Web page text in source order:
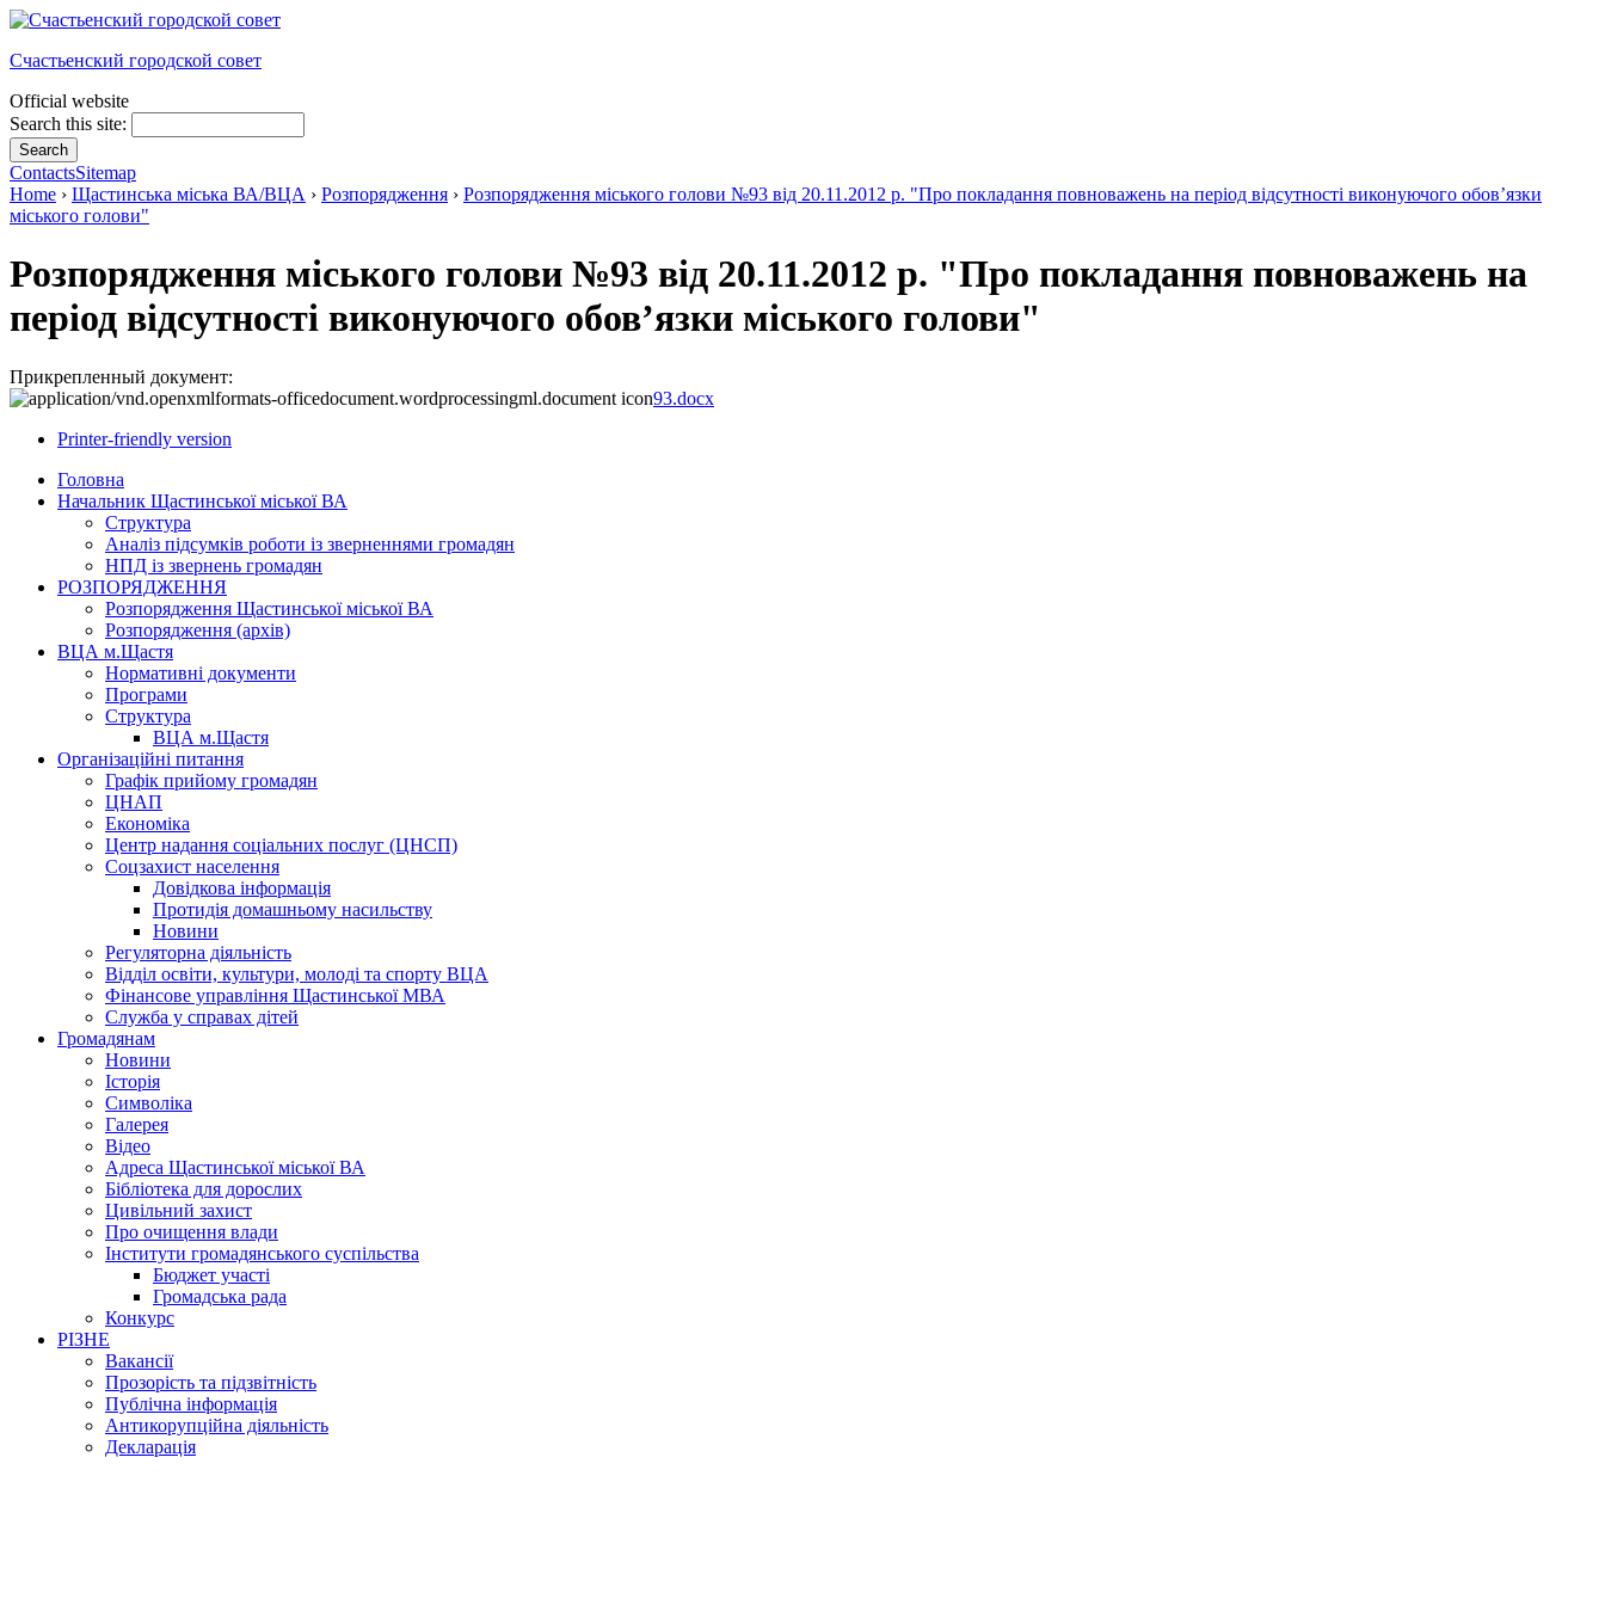
Счастьенский городской совет
Official website
Search this site:
ContactsSitemap
Home › Щастинська міська ВА/ВЦА › Розпорядження › Розпорядження міського голови №93 від 20.11.2012 р. "Про покладання повноважень на період відсутності виконуючого обов’язки
міського голови"
Розпорядження міського голови №93 від 20.11.2012 р. "Про покладання повноважень на
період відсутності виконуючого обов’язки міського голови"
Прикрепленный документ:
93.docx
Printer-friendly version
Головна
Начальник Щастинської міської ВА
Структура
Аналіз підсумків роботи із зверненнями громадян
НПД із звернень громадян
РОЗПОРЯДЖЕННЯ
Розпорядження Щастинської міської ВА
Розпорядження (архів)
ВЦА м.Щастя
Нормативні документи
Програми
Структура
ВЦА м.Щастя
Організаційні питання
Графік прийому громадян
ЦНАП
Економіка
Центр надання соціальних послуг (ЦНСП)
Соцзахист населення
Довідкова інформація
Протидія домашньому насильству
Новини
Регуляторна діяльність
Відділ освіти, культури, молоді та спорту ВЦА
Фінансове управління Щастинської МВА
Служба у справах дітей
Громадянам
Новини
Історія
Символіка
Галерея
Відео
Адреса Щастинської міської ВА
Бібліотека для дорослих
Цивільний захист
Про очищення влади
Інститути громадянського суспільства
Бюджет участі
Громадська рада
Конкурс
РІЗНЕ
Вакансії
Прозорість та підзвітність
Публічна інформація
Антикорупційна діяльність
Декларація